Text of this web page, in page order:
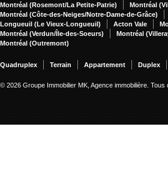
Montréal (Rosemont/La Petite-Patrie) Montréal
Montréal (Côte-des-Neiges/Notre-Dame-de-Grâce)
Longueuil (Le Vieux-Longueuil)
Acton Vale
Montréal (Verdun/Île-des-Soeurs)
Montréal
Montréal (Outremont)
Quadruplex Terrain Appartement Duplex
© 2026 Groupe Immobilier MK, Agence immobilière. Tous